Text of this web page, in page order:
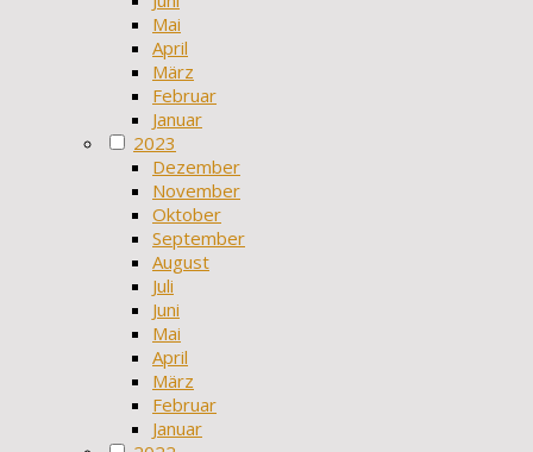
Mai
April
März
Februar
Januar
2023
Dezember
November
Oktober
September
August
Juli
Juni
Mai
April
März
Februar
Januar